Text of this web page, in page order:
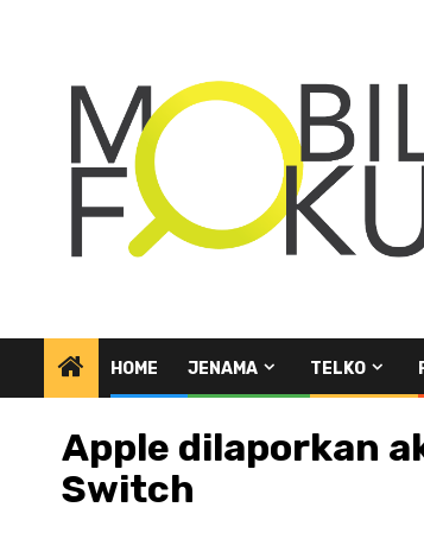
HOME JENAMA TELKO
Apple dilaporkan
Switch